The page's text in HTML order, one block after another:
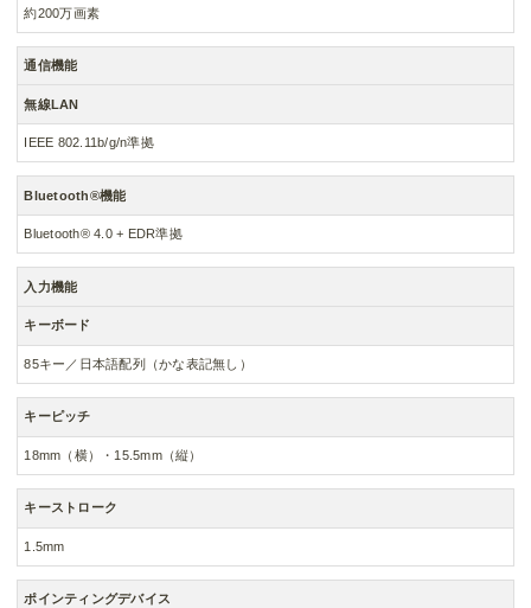
約200万画素
通信機能
無線LAN
IEEE 802.11b/g/n準拠
Bluetooth®機能
Bluetooth® 4.0 + EDR準拠
入力機能
キーボード
85キー／日本語配列（かな表記無し）
キーピッチ
18mm（横）・15.5mm（縦）
キーストローク
1.5mm
ポインティングデバイス